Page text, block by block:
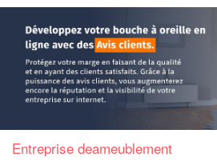
Entreprise deameublement